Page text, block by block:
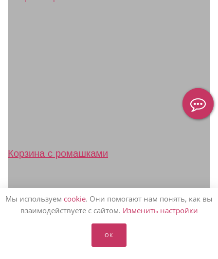
Корзина с ромашками
Кустовая ромашка
(она же камилла,
матрикария,
танацетум)
Мы используем cookie. Они помогают нам понять, как вы
взаимодействуете с сайтом. Изменить настройки
ОК